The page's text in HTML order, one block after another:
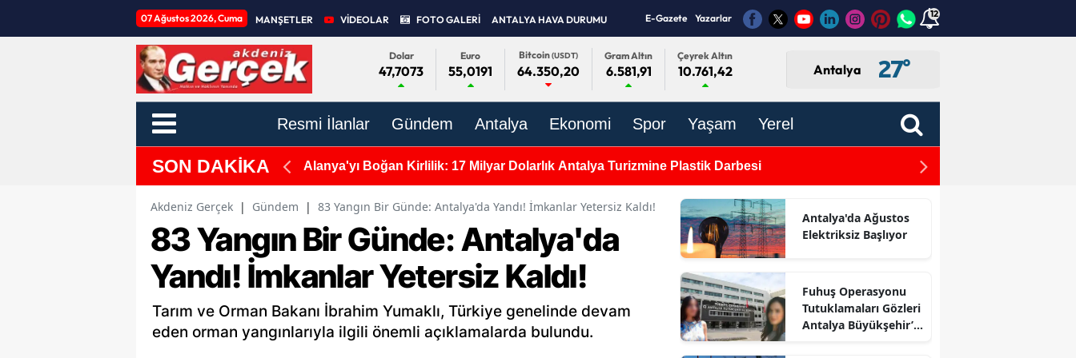
07 Ağustos 2026, Cuma MANŞETLER VİDEOLAR FOTO GALERİ ANTALYA HAVA DURUMU E-Gazete Yazarlar 12
Dolar
47,7073
Euro
55,0191
Bitcoin(USDT)
64.350,20
Gram Altın
6.581,91
Çeyrek Altın
10.761,42 Antalya 27°
Resmi İlanlar Gündem Antalya Ekonomi Spor Yaşam Yerel
SON DAKİKA Alanya'yı Boğan Kirlilik: 17 Milyar Dolarlık Antalya Turizmine Plastik Darbesi 11 Yaşındaki Kerem
Akdeniz Gerçek | Gündem | 83 Yangın Bir Günde: Antalya'da Yandı! İmkanlar Yetersiz Kaldı!
83 Yangın Bir Günde: Antalya'da
Yandı! İmkanlar Yetersiz Kaldı!
Tarım ve Orman Bakanı İbrahim Yumaklı, Türkiye genelinde devam
eden orman yangınlarıyla ilgili önemli açıklamalarda bulundu.
Antalya'da Ağustos
Elektriksiz Başlıyor
Fuhuş Operasyonu
Tutuklamaları Gözleri
Antalya Büyükşehir’e